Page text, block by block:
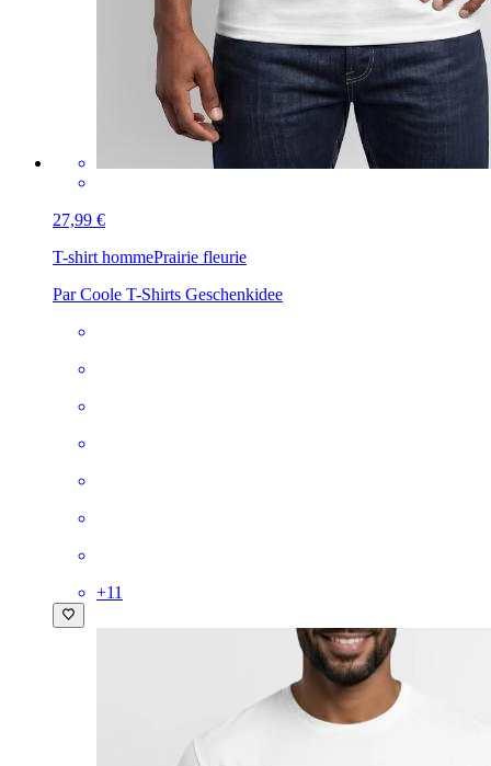
27,99 €
T-shirt hommePrairie fleurie
Par Coole T-Shirts Geschenkidee
+11